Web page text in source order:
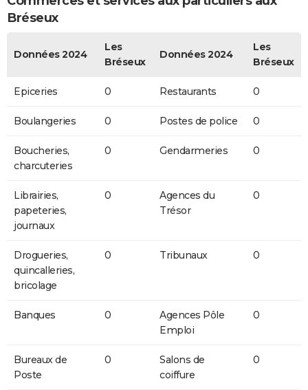
Bréseux
Données 2024
Les
Bréseux
Données 2024
Les
Bréseux
Epiceries 0 Restaurants 0
Boulangeries 0 Postes de police 0
Boucheries,
charcuteries
0 Gendarmeries 0
Librairies,
papeteries,
journaux
0
Agences du
Trésor
0
Drogueries,
quincalleries,
bricolage
0 Tribunaux 0
Banques 0
Agences Pôle
Emploi
0
Bureaux de
Poste
0
Salons de
coiffure
0